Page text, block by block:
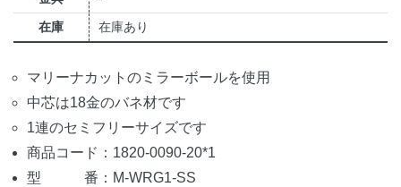
在庫
在庫あり
マリーナカットのミラーボールを使用
中芯は18金のバネ材です
1連のセミフリーサイズです
商品コード：1820-0090-20*1
型 番：M-WRG1-SS